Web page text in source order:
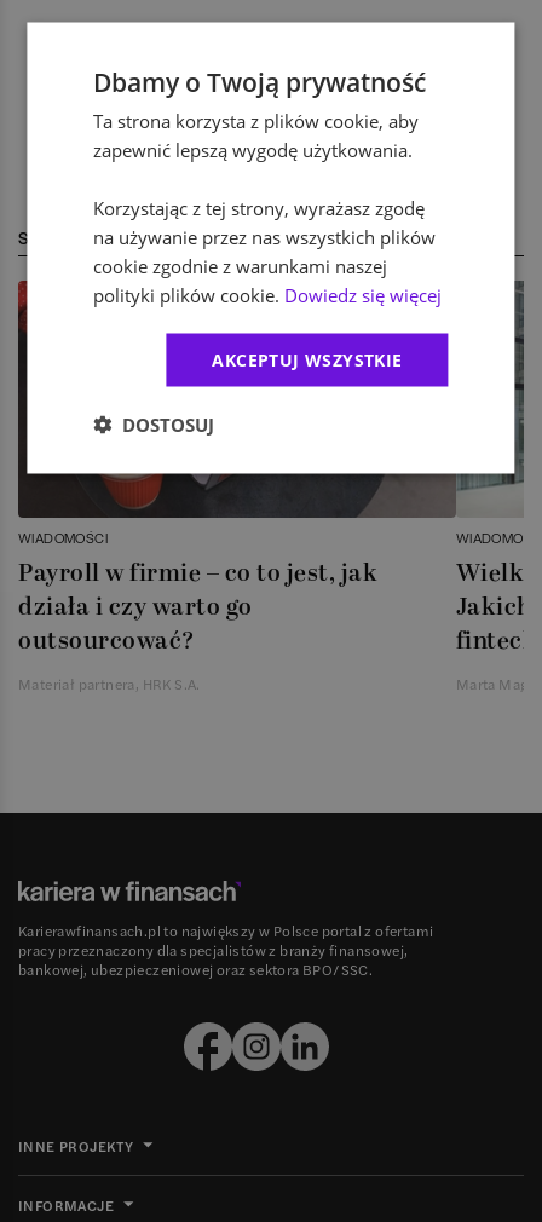
STREFA EKSPERTA
WIADOMOŚCI
Payroll w firmie – co to jest, jak
działa i czy warto go
outsourcować?
Materiał partnera, HRK S.A.
Jakich
Marta
Karierawfinansach.pl to największy w Polsce portal z ofertami
pracy przeznaczony dla specjalistów z branży finansowej,
bankowej, ubezpieczeniowej oraz sektora BPO/SSC.
INNE PROJEKTY
INFORMACJE
Dbamy o Twoją prywatność
Ta strona korzysta z plików cookie, aby
zapewnić lepszą wygodę użytkowania.
Korzystając z tej strony, wyrażasz zgodę
na używanie przez nas wszystkich plików
cookie zgodnie z warunkami naszej
polityki plików cookie. Dowiedz się więcej
AKCEPTUJ WSZYSTKIE
DOSTOSUJ